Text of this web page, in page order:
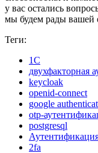
у вас остались
мы будем рады вашей
Теги:
1С
двухфакторная
keycloak
openid-connect
google
otp-
postgresql
2fa